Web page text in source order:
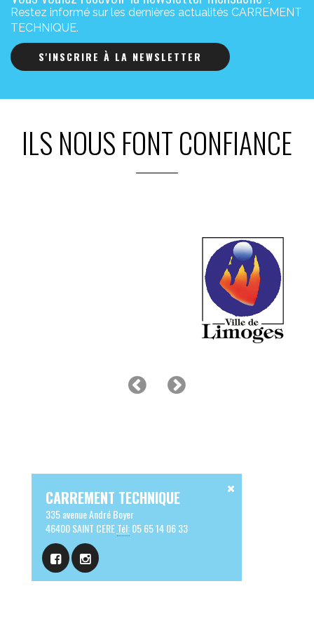
Restez informé sur les dernières actualités CARREMENT
TECHNIQUE.
S'INSCRIRE À LA NEWSLETTER
ILS NOUS FONT CONFIANCE
CARREMENT TECHNIQUE
335 avenue André Boyer
46400 SAINT CERETél:05 65 14 06 33